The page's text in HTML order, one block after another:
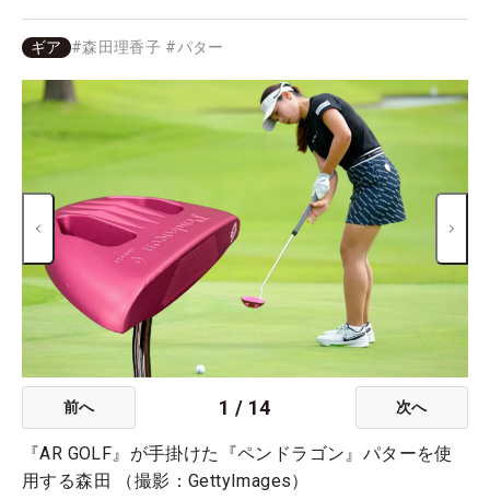
ギア #森田理香子 #パター
前へ 1 / 14 次へ
『AR GOLF』が手掛けた『ペンドラゴン』パターを使
用する森田 （撮影：GettyImages）